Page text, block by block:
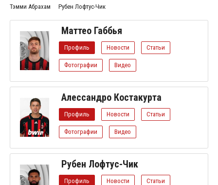
Тэмми Абрахам
Рубен Лофтус-Чик
Маттео Габбья
Профиль Новости Статьи
Фотографии Видео
Алессандро Костакурта
Профиль Новости Статьи
Фотографии Видео
Рубен Лофтус-Чик
Профиль Новости Статьи